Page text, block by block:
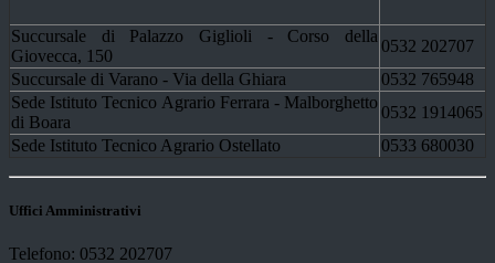
Succursale di Palazzo Giglioli - Corso della
Giovecca, 150
0532 202707
Succursale di Varano - Via della Ghiara
0532 765948
Sede Istituto Tecnico Agrario Ferrara - Malborghetto
di Boara
0532 1914065
Sede Istituto Tecnico Agrario Ostellato
0533 680030
Uffici Amministrativi
Telefono: 0532 202707